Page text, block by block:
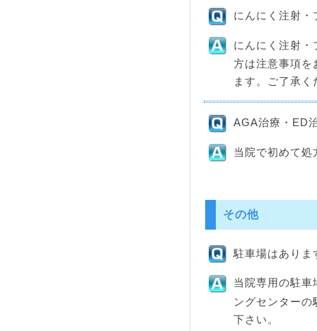
にんにく注射・
にんにく注射
方は注意事項を
ます。ご了承く
AGA治療・ED
当院で初めて
その他
駐車場はありま
当院専用の駐車
ングセンター
下さい。